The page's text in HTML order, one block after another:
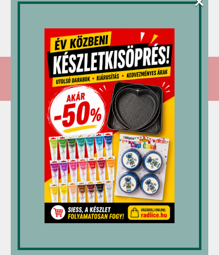
karamell
3,380Ft
(sütésálló)
4,350Ft
kehely
4,128Ft
RÁDI-ICE Kereskedelmi és Szolgáltató